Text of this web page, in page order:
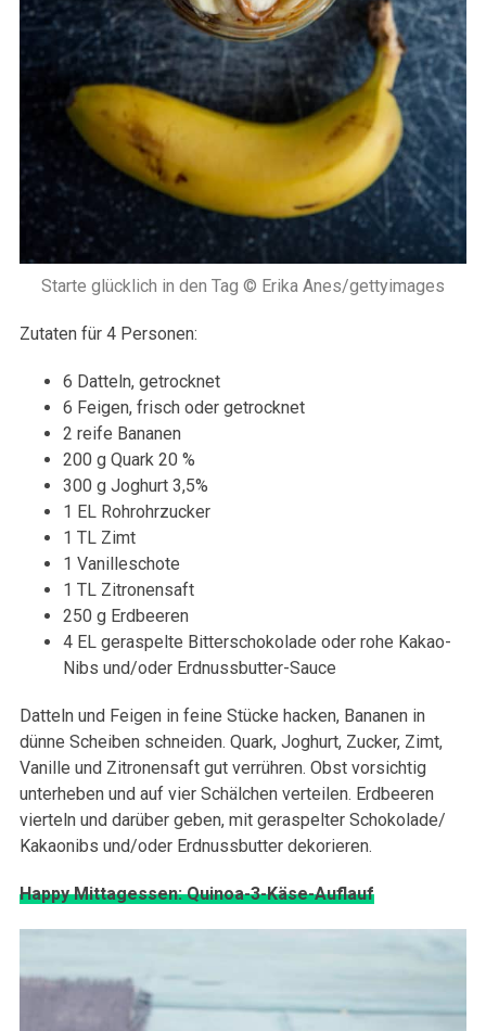
Starte glücklich in den Tag © Erika Anes/gettyimages
Zutaten für 4 Personen:
6 Datteln, getrocknet
6 Feigen, frisch oder getrocknet
2 reife Bananen
200 g Quark 20 %
300 g Joghurt 3,5%
1 EL Rohrohrzucker
1 TL Zimt
1 Vanilleschote
1 TL Zitronensaft
250 g Erdbeeren
4 EL geraspelte Bitterschokolade oder rohe Kakao-
Nibs und/oder Erdnussbutter-Sauce
Datteln und Feigen in feine Stücke hacken, Bananen in
dünne Scheiben schneiden. Quark, Joghurt, Zucker, Zimt,
Vanille und Zitronensaft gut verrühren. Obst vorsichtig
unterheben und auf vier Schälchen verteilen. Erdbeeren
vierteln und darüber geben, mit geraspelter Schokolade/
Kakaonibs und/oder Erdnussbutter dekorieren.
Happy Mittagessen: Quinoa-3-Käse-Auflauf